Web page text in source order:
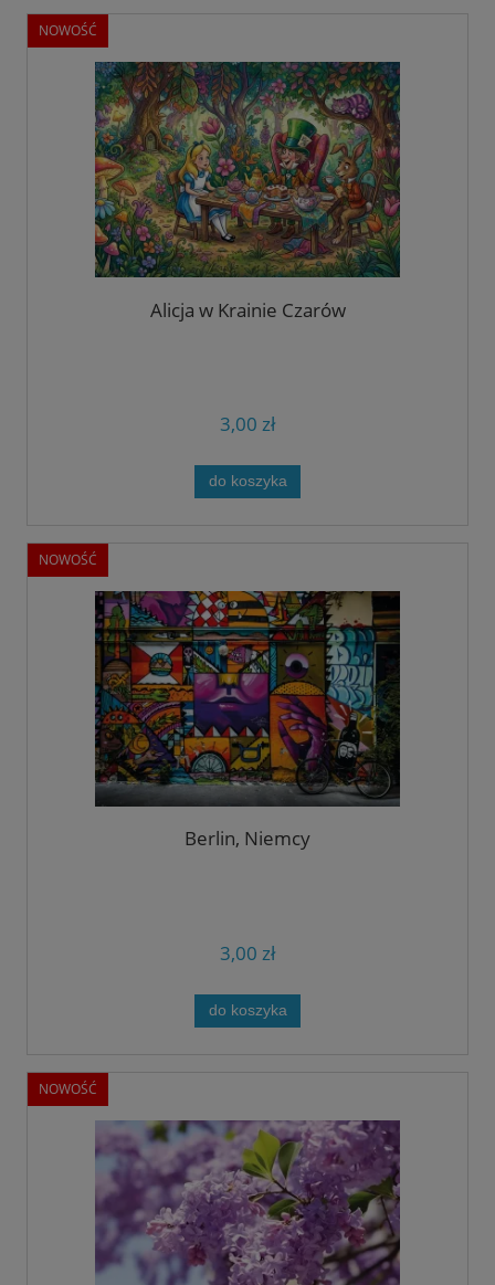
Alicja w Krainie Czarów
3,00 zł
do koszyka
NOWOŚĆ
Berlin, Niemcy
3,00 zł
do koszyka
NOWOŚĆ
NOWOŚĆ